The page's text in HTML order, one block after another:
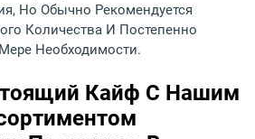
Но Обычно Рекомендуется
Количества И Постепенно
Необходимости.
Кайф С Нашим